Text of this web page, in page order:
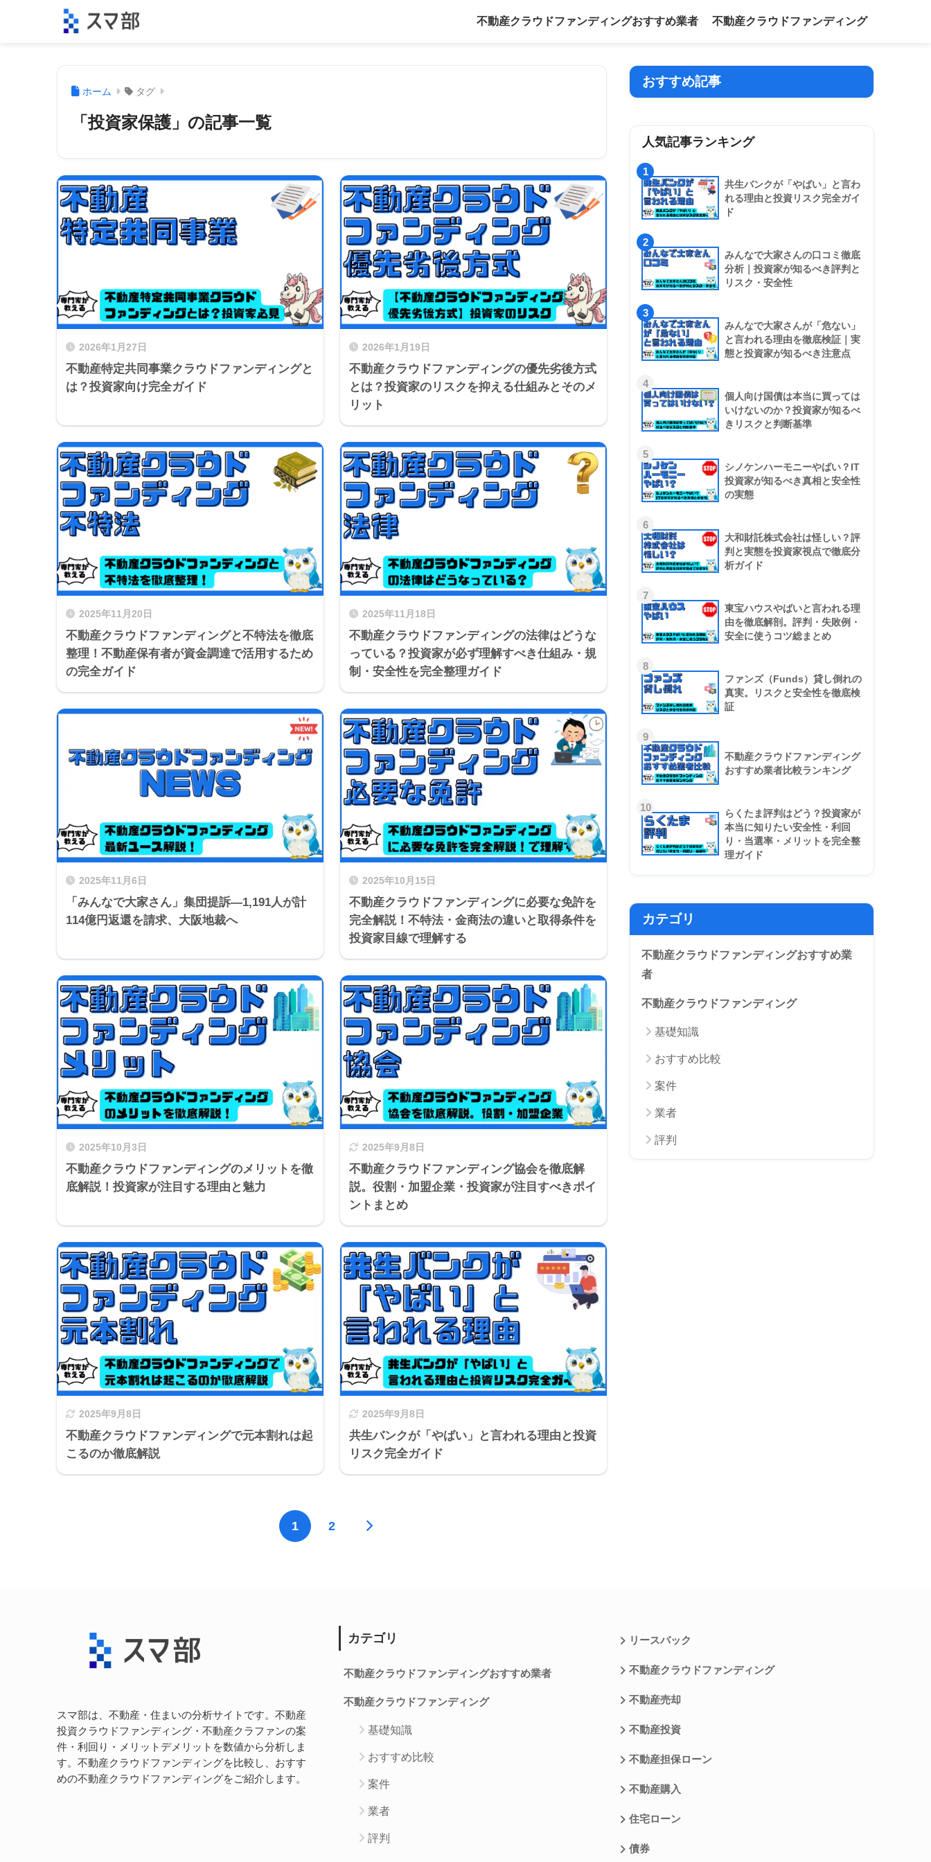
不動産クラウドファンディングおすすめ業者 不動産クラウドファンディング
ホーム タグ
「投資家保護」の記事一覧
2026年1月27日
不動産特定共同事業クラウドファンディングと
は？投資家向け完全ガイド
2026年1月19日
不動産クラウドファンディングの優先劣後方式
とは？投資家のリスクを抑える仕組みとそのメ
リット
2025年11月20日
不動産クラウドファンディングと不特法を徹底
整理！不動産保有者が資金調達で活用するため
の完全ガイド
2025年11月18日
不動産クラウドファンディングの法律はどうな
っている？投資家が必ず理解すべき仕組み・規
制・安全性を完全整理ガイド
2025年11月6日
「みんなで大家さん」集団提訴—1,191人が計
114億円返還を請求、大阪地裁へ
2025年10月15日
不動産クラウドファンディングに必要な免許を
完全解説！不特法・金商法の違いと取得条件を
投資家目線で理解する
2025年10月3日
不動産クラウドファンディングのメリットを徹
底解説！投資家が注目する理由と魅力
2025年9月8日
不動産クラウドファンディング協会を徹底解
説。役割・加盟企業・投資家が注目すべきポイ
ントまとめ
2025年9月8日
不動産クラウドファンディングで元本割れは起
こるのか徹底解説
2025年9月8日
共生バンクが「やばい」と言われる理由と投資
リスク完全ガイド
1 2
おすすめ記事
人気記事ランキング
1
共生バンクが「やばい」と言わ
れる理由と投資リスク完全ガイ
ド
2
みんなで大家さんの口コミ徹底
分析｜投資家が知るべき評判と
リスク・安全性
3
みんなで大家さんが「危ない」
と言われる理由を徹底検証｜実
態と投資家が知るべき注意点
4
個人向け国債は本当に買っては
いけないのか？投資家が知るべ
きリスクと判断基準
5
シノケンハーモニーやばい？IT
投資家が知るべき真相と安全性
の実態
6
大和財託株式会社は怪しい？評
判と実態を投資家視点で徹底分
析ガイド
7
東宝ハウスやばいと言われる理
由を徹底解剖。評判・失敗例・
安全に使うコツ総まとめ
8
ファンズ（Funds）貸し倒れの
真実。リスクと安全性を徹底検
証
9
不動産クラウドファンディング
おすすめ業者比較ランキング
10
らくたま評判はどう？投資家が
本当に知りたい安全性・利回
り・当選率・メリットを完全整
理ガイド
カテゴリ
不動産クラウドファンディングおすすめ業
者
不動産クラウドファンディング
基礎知識
おすすめ比較
案件
業者
評判
スマ部は、不動産・住まいの分析サイトです。不動産
投資クラウドファンディング・不動産クラファンの案
件・利回り・メリットデメリットを数値から分析しま
す。不動産クラウドファンディングを比較し、おすす
めの不動産クラウドファンディングをご紹介します。
カテゴリ
不動産クラウドファンディングおすすめ業者
不動産クラウドファンディング
基礎知識
おすすめ比較
案件
業者
評判
リースバック
不動産クラウドファンディング
不動産売却
不動産投資
不動産担保ローン
不動産購入
住宅ローン
債券